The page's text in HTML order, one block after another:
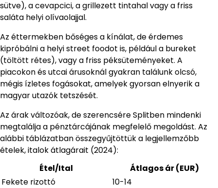
sütve), a cevapcici, a grillezett tintahal vagy a friss
saláta helyi olívaolajjal.
Az éttermekben bőséges a kínálat, de érdemes
kipróbálni a helyi street foodot is, például a bureket
(töltött rétes), vagy a friss péksüteményeket. A
piacokon és utcai árusoknál gyakran találunk olcsó,
mégis ízletes fogásokat, amelyek gyorsan elnyerik a
magyar utazók tetszését.
Az árak változóak, de szerencsére Splitben mindenki
megtalálja a pénztárcájának megfelelő megoldást. Az
alábbi táblázatban összegyűjtöttük a legjellemzőbb
ételek, italok átlagárait (2024):
Étel/Ital
Átlagos ár (EUR)
Fekete rizottó
10-14